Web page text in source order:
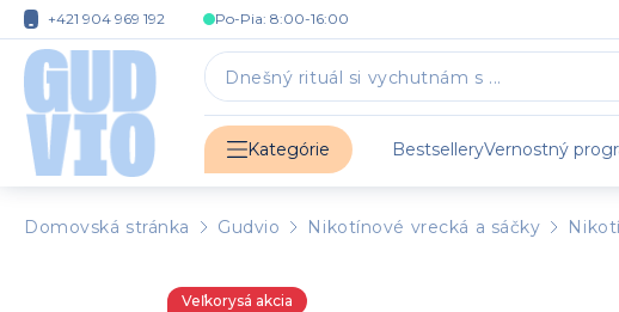
+421 904 969 192 Po-Pia: 8:00-16:00
Kategórie BestselleryVernostný
Domovská stránka Gudvio Nikotínové vrecká a sáčky
Veľkorysá akcia